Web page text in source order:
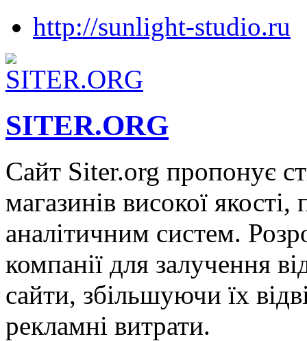
http://sunlight-studio.ru
SITER.ORG
Сайт Siter.org пропонує
магазинів високої
аналітичним систем.
компанії для залучення
сайти, збільшуючи їх
рекламні витрати.